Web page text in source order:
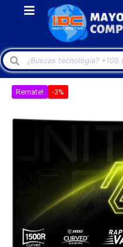
Remate! -3%